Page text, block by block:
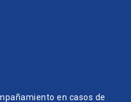
en casos de